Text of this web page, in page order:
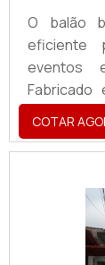
O balão
eficiente
eventos
Fabricado
PVC ou
em
destaca-
ações
um amplo
COTAR